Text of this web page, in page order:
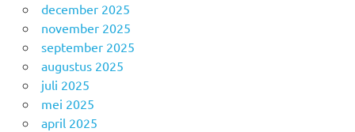
december 2025
november 2025
september 2025
augustus 2025
juli 2025
mei 2025
april 2025